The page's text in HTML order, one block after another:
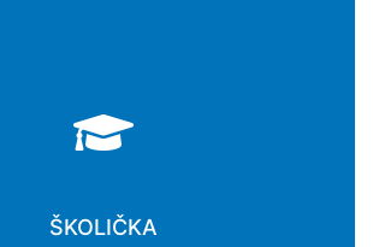
ŠKOLIČKA